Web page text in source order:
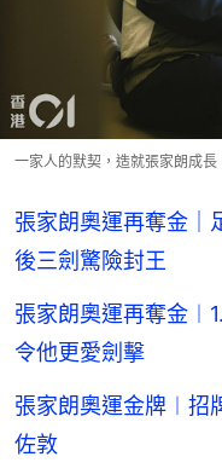
一家人的默契，造就張家朗成長
張家朗奧運再奪金
後三劍驚險封王
張家朗奧運再奪金
令他更愛劍擊
張家朗奧運金牌︱
佐敦